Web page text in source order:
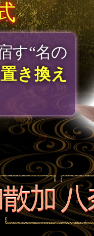
てお二
導きま
数 9
散加
総命数32
名
八